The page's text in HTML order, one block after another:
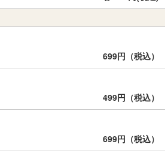
699円（税込）
499円（税込）
699円（税込）